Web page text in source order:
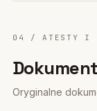
04 / ATESTY I
Oryginalne